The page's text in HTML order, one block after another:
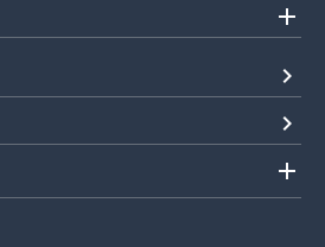
add
navigate_next
navigate_next
add